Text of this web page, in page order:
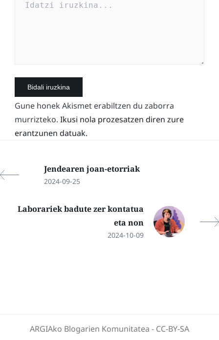
Gune honek Akismet erabiltzen du zaborra
murrizteko. Ikusi nola prozesatzen diren zure
erantzunen datuak.
Jendearen joan-etorriak
2024-09-25
Laborariek badute zer kontatua
eta non
2024-10-09
ARGIAko Blogarien Komunitatea - CC-BY-SA